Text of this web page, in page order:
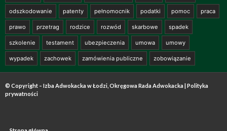
odszkodowanie patenty pełnomocnik podatki pomoc praca
prawo przetrag rodzice rozwód skarbowe spadek
szkolenie testament ubezpieczenia umowa umowy
wypadek zachowek zamówienia publiczne zobowiązanie
© Copyright – Izba Adwokacka w Łodzi, Okręgowa Rada Adwokacka | Polityka
prywatności